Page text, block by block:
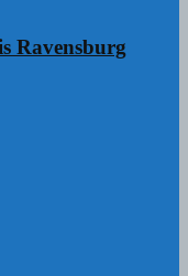
Ravensburg